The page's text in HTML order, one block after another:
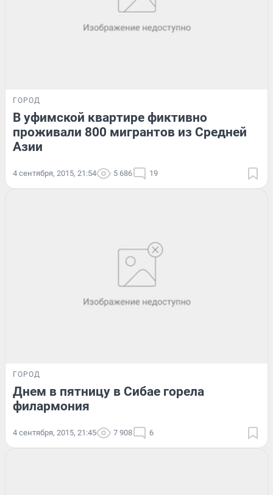
ГОРОД
В уфимской квартире фиктивно
проживали 800 мигрантов из Средней
Азии
4 сентября, 2015, 21:54 5 686 19
ГОРОД
Днем в пятницу в Сибае горела
филармония
4 сентября, 2015, 21:45 7 908 6